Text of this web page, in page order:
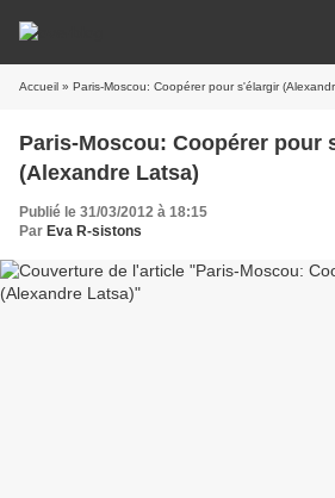
Accueil » Paris-Moscou: Coopérer pour s'élargir
Paris-Moscou: Coopérer pour
(Alexandre Latsa)
Publié le 31/03/2012 à 18:15
Par Eva R-sistons